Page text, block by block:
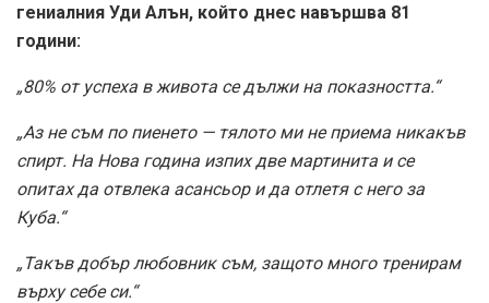
гениалния Уди Алън, който днес навършва 81
години:
„80% от успеха в живота се дължи на показността.“
„Аз не съм по пиенето — тялото ми не приема никакъв
спирт. На Нова година изпих две мартинита и се
опитах да отвлека асансьор и да отлетя с него за
Куба.“
„Такъв добър любовник съм, защото много тренирам
върху себе си.“